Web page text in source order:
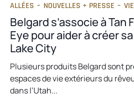
ALLÉES – NOUVELLES + PRESSE –
Belgard s’associe à Tan
Eye pour aider à créer
Lake City
Plusieurs produits Belgard sont
espaces de vie extérieurs du
dans l’Utah...